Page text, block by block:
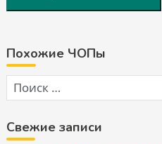
Похожие ЧОПы
Свежие записи